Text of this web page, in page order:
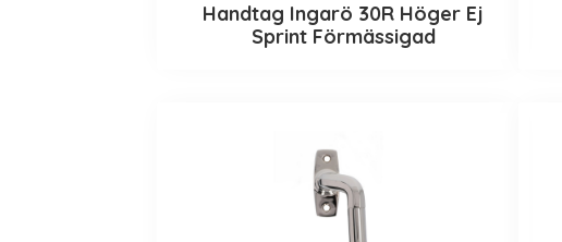
Handtag Ingarö 30R Höger Ej
Sprint Förmässigad